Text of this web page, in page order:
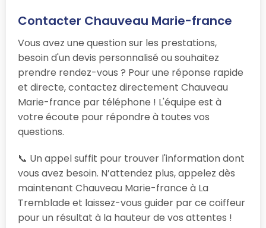
Contacter Chauveau Marie-france
Vous avez une question sur les prestations,
besoin d'un devis personnalisé ou souhaitez
prendre rendez-vous ? Pour une réponse rapide
et directe, contactez directement Chauveau
Marie-france par téléphone ! L'équipe est à
votre écoute pour répondre à toutes vos
questions.
📞 Un appel suffit pour trouver l'information dont
vous avez besoin. N’attendez plus, appelez dès
maintenant Chauveau Marie-france à La
Tremblade et laissez-vous guider par ce coiffeur
pour un résultat à la hauteur de vos attentes !